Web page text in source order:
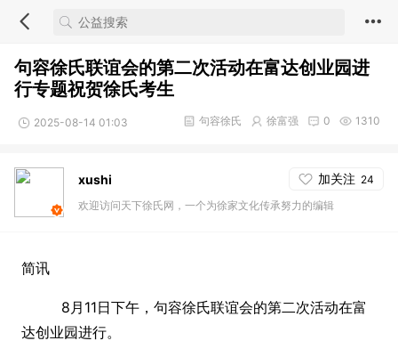
句容徐氏联谊会的第二次活动在富达创业园进
行专题祝贺徐氏考生
2025-08-14 01:03 1310
0
徐富强
句容徐氏
xushi 加关注 24
欢迎访问天下徐氏网，一个为徐家文化传承努力的编辑
简讯
8月11日下午，句容徐氏联谊会的第二次活动在富
达创业园进行。